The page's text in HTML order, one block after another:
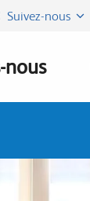
Suivez-nous
nous